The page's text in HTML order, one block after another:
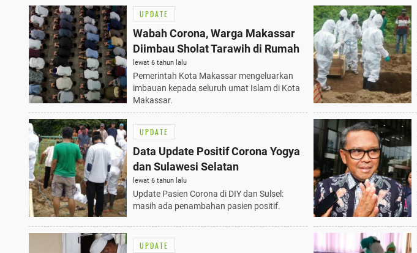
UPDATE
Wabah Corona, Warga Makassar
Diimbau Sholat Tarawih di Rumah
lewat 6 tahun lalu
Pemerintah Kota Makassar mengeluarkan
imbauan kepada seluruh umat Islam di Kota
Makassar.
UPDATE
Data Update Positif Corona Yogya
dan Sulawesi Selatan
lewat 6 tahun lalu
Update Pasien Corona di DIY dan Sulsel:
masih ada penambahan pasien positif.
UPDATE